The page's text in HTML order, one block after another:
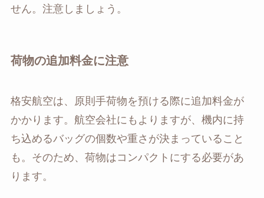
せん。注意しましょう。
荷物の追加料金に注意
格安航空は、原則手荷物を預ける際に追加料金が
かかります。航空会社にもよりますが、機内に持
ち込めるバッグの個数や重さが決まっていること
も。そのため、荷物はコンパクトにする必要があ
ります。